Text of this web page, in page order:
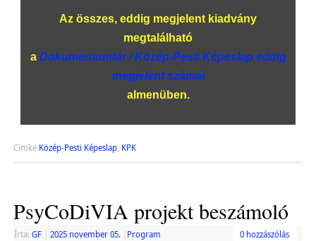
Az összes, eddig megjelent kiadvány
megtalálható
a Dokumentumtár / Közép-Pesti Képeslap eddig
megjelent számai
almenüben.
Címke Közép-Pesti Képeslap, KPK
PsyCoDiVIA projekt beszámoló
Írta: GF 2025 november 05. Program 0 hozzászólás